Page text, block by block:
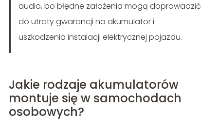
audio, bo błędne założenia mogą doprowadzić
do utraty gwarancji na akumulator i
uszkodzenia instalacji elektrycznej pojazdu.
Jakie rodzaje akumulatorów
montuje się w samochodach
osobowych?